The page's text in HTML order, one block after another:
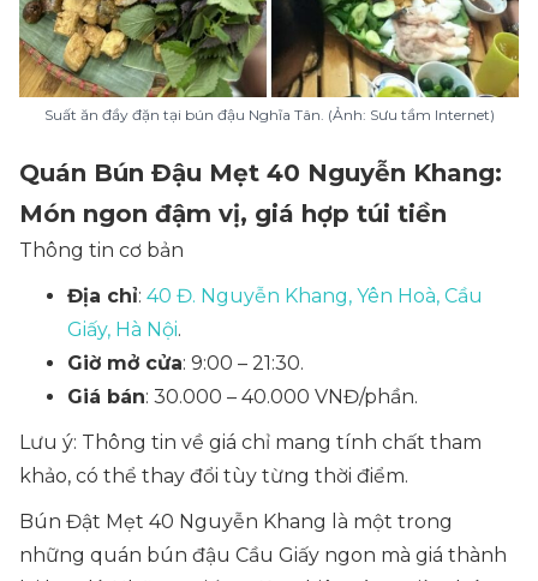
Suất ăn đầy đặn tại bún đậu Nghĩa Tân. (Ảnh: Sưu tầm Internet)
Quán Bún Đậu Mẹt 40 Nguyễn Khang:
Món ngon đậm vị, giá hợp túi tiền
Thông tin cơ bản
Địa chỉ: 40 Đ. Nguyễn Khang, Yên Hoà, Cầu
Giấy, Hà Nội.
Giờ mở cửa: 9:00 – 21:30.
Giá bán: 30.000 – 40.000 VNĐ/phần.
Lưu ý: Thông tin về giá chỉ mang tính chất tham
khảo, có thể thay đổi tùy từng thời điểm.
Bún Đật Mẹt 40 Nguyễn Khang là một trong
những quán bún đậu Cầu Giấy ngon mà giá thành